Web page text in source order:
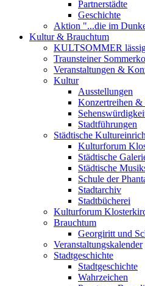
Partnerstädte
Geschichte
Aktion "...die im
Kultur & Brauchtum
KULTSOMMER
Traunsteiner
Veranstaltungen &
Kultur
Ausstellungen
Konzertreihen &
Stadtführungen
Städtische
Kulturforum
Städtische
Städtische
Schule der
Stadtarchiv
Stadtbücherei
Kulturforum
Brauchtum
Georgiritt und
Veranstaltungskalender
Stadtgeschichte
Stadtgeschichte
Wahrzeichen